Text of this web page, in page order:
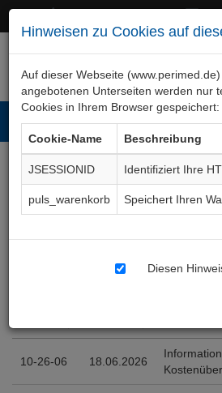
Hinweisen zu Cookies auf
Auf dieser Webseite
angebotenen Unterseiten werden nur
Cookies in Ihrem Browser gespeichert:
Cookie-Name
Beschreibung
JSESSIONID
Identifiziert Ihre
puls_warenkorb
Speichert Ihren
Diesen
Editionen
10-26-06
18.06.2026